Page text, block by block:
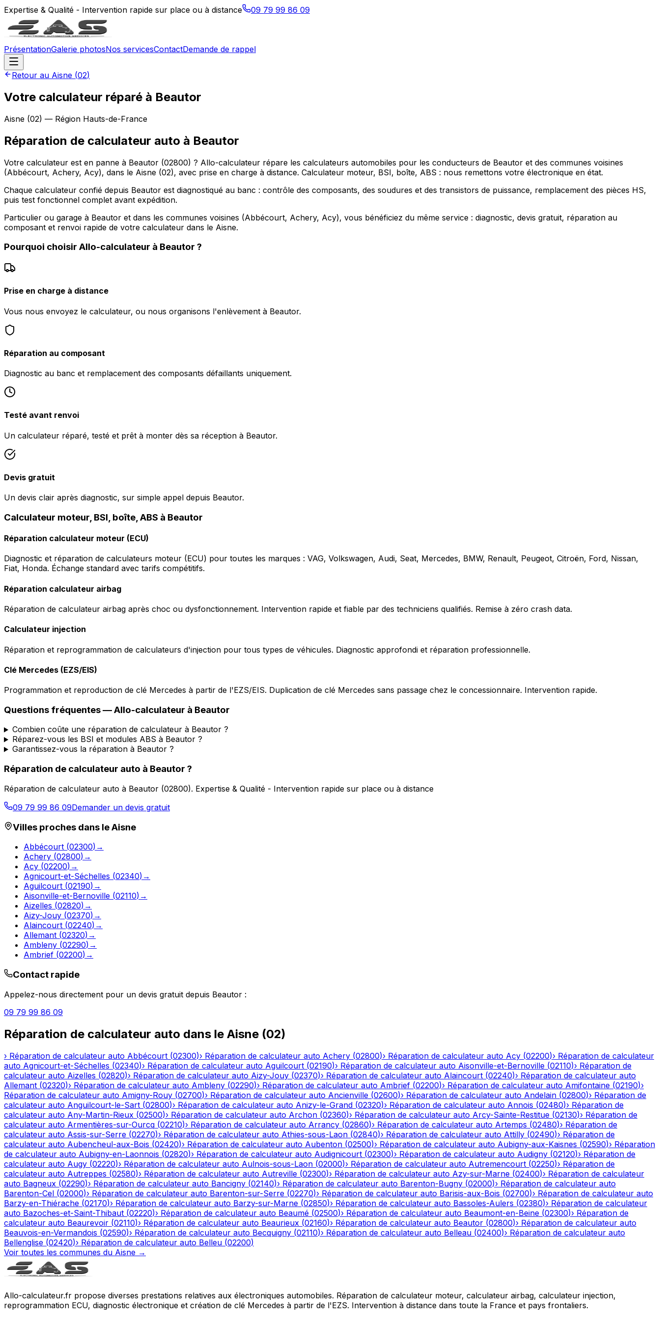
Expertise & Qualité - Intervention rapide sur place ou à distance 09 79 99 86 09
PrésentationGalerie photosNos servicesContactDemande de rappel
Retour au Aisne (02)
Votre calculateur réparé à Beautor
Aisne (02) — Région Hauts-de-France
Réparation de calculateur auto à Beautor
Votre calculateur est en panne à Beautor (02800) ? Allo-calculateur répare les calculateurs automobiles pour les conducteurs de Beautor et des communes voisines
(Abbécourt, Achery, Acy), dans le Aisne (02), avec prise en charge à distance. Calculateur moteur, BSI, boîte, ABS : nous remettons votre électronique en état.
Chaque calculateur confié depuis Beautor est diagnostiqué au banc : contrôle des composants, des soudures et des transistors de puissance, remplacement des pièces HS,
puis test fonctionnel complet avant expédition.
Particulier ou garage à Beautor et dans les communes voisines (Abbécourt, Achery, Acy), vous bénéficiez du même service : diagnostic, devis gratuit, réparation au
composant et renvoi rapide de votre calculateur dans le Aisne.
Pourquoi choisir Allo-calculateur à Beautor ?
Prise en charge à distance
Vous nous envoyez le calculateur, ou nous organisons l'enlèvement à Beautor.
Réparation au composant
Diagnostic au banc et remplacement des composants défaillants uniquement.
Testé avant renvoi
Un calculateur réparé, testé et prêt à monter dès sa réception à Beautor.
Devis gratuit
Un devis clair après diagnostic, sur simple appel depuis Beautor.
Calculateur moteur, BSI, boîte, ABS à Beautor
Réparation calculateur moteur (ECU)
Diagnostic et réparation de calculateurs moteur (ECU) pour toutes les marques : VAG, Volkswagen, Audi, Seat, Mercedes, BMW, Renault, Peugeot, Citroën, Ford, Nissan,
Fiat, Honda. Échange standard avec tarifs compétitifs.
Réparation calculateur airbag
Réparation de calculateur airbag après choc ou dysfonctionnement. Intervention rapide et fiable par des techniciens qualifiés. Remise à zéro crash data.
Calculateur injection
Réparation et reprogrammation de calculateurs d'injection pour tous types de véhicules. Diagnostic approfondi et réparation professionnelle.
Clé Mercedes (EZS/EIS)
Programmation et reproduction de clé Mercedes à partir de l'EZS/EIS. Duplication de clé Mercedes sans passage chez le concessionnaire. Intervention rapide.
Questions fréquentes —Allo-calculateur à Beautor
Combien coûte une réparation de calculateur à Beautor ?
Réparez-vous les BSI et modules ABS à Beautor ?
Garantissez-vous la réparation à Beautor ?
Réparation de calculateur auto à Beautor ?
Réparation de calculateur auto à Beautor (02800). Expertise & Qualité - Intervention rapide sur place ou à distance
09 79 99 86 09Demander un devis gratuit
Villes proches dans leAisne
Abbécourt (02300) →
Achery (02800) →
Acy (02200) →
Agnicourt-et-Séchelles (02340) →
Aguilcourt (02190) →
Aisonville-et-Bernoville (02110) →
Aizelles (02820) →
Aizy-Jouy (02370) →
Alaincourt (02240) →
Allemant (02320) →
Ambleny (02290) →
Ambrief (02200) →
Contact rapide
Appelez-nous directement pour un devis gratuit depuis Beautor :
09 79 99 86 09
Réparation de calculateur auto dans le Aisne (02)
› Réparation de calculateur auto Abbécourt (02300)› Réparation de calculateur auto Achery (02800)› Réparation de calculateur auto Acy (02200)› Réparation de calculateur
auto Agnicourt-et-Séchelles (02340)› Réparation de calculateur auto Aguilcourt (02190)› Réparation de calculateur auto Aisonville-et-Bernoville (02110)› Réparation de
calculateur auto Aizelles (02820)› Réparation de calculateur auto Aizy-Jouy (02370)› Réparation de calculateur auto Alaincourt (02240)› Réparation de calculateur auto
Allemant (02320)› Réparation de calculateur auto Ambleny (02290)› Réparation de calculateur auto Ambrief (02200)› Réparation de calculateur auto Amifontaine (02190)›
Réparation de calculateur auto Amigny-Rouy (02700)› Réparation de calculateur auto Ancienville (02600)› Réparation de calculateur auto Andelain (02800)› Réparation de
calculateur auto Anguilcourt-le-Sart (02800)› Réparation de calculateur auto Anizy-le-Grand (02320)› Réparation de calculateur auto Annois (02480)› Réparation de
calculateur auto Any-Martin-Rieux (02500)› Réparation de calculateur auto Archon (02360)› Réparation de calculateur auto Arcy-Sainte-Restitue (02130)› Réparation de
calculateur auto Armentières-sur-Ourcq (02210)› Réparation de calculateur auto Arrancy (02860)› Réparation de calculateur auto Artemps (02480)› Réparation de
calculateur auto Assis-sur-Serre (02270)› Réparation de calculateur auto Athies-sous-Laon (02840)› Réparation de calculateur auto Attilly (02490)› Réparation de
calculateur auto Aubencheul-aux-Bois (02420)› Réparation de calculateur auto Aubenton (02500)› Réparation de calculateur auto Aubigny-aux-Kaisnes (02590)› Réparation
de calculateur auto Aubigny-en-Laonnois (02820)› Réparation de calculateur auto Audignicourt (02300)› Réparation de calculateur auto Audigny (02120)› Réparation de
calculateur auto Augy (02220)› Réparation de calculateur auto Aulnois-sous-Laon (02000)› Réparation de calculateur auto Autremencourt (02250)› Réparation de
calculateur auto Autreppes (02580)› Réparation de calculateur auto Autreville (02300)› Réparation de calculateur auto Azy-sur-Marne (02400)› Réparation de calculateur
auto Bagneux (02290)› Réparation de calculateur auto Bancigny (02140)› Réparation de calculateur auto Barenton-Bugny (02000)› Réparation de calculateur auto
Barenton-Cel (02000)› Réparation de calculateur auto Barenton-sur-Serre (02270)› Réparation de calculateur auto Barisis-aux-Bois (02700)› Réparation de calculateur auto
Barzy-en-Thiérache (02170)› Réparation de calculateur auto Barzy-sur-Marne (02850)› Réparation de calculateur auto Bassoles-Aulers (02380)› Réparation de calculateur
auto Bazoches-et-Saint-Thibaut (02220)› Réparation de calculateur auto Beaumé (02500)› Réparation de calculateur auto Beaumont-en-Beine (02300)› Réparation de
calculateur auto Beaurevoir (02110)› Réparation de calculateur auto Beaurieux (02160)› Réparation de calculateur auto Beautor (02800)› Réparation de calculateur auto
Beauvois-en-Vermandois (02590)› Réparation de calculateur auto Becquigny (02110)› Réparation de calculateur auto Belleau (02400)› Réparation de calculateur auto
Bellenglise (02420)› Réparation de calculateur auto Belleu (02200)
Voir toutes les communes du Aisne →
Allo-calculateur.fr propose diverses prestations relatives aux électroniques automobiles. Réparation de calculateur moteur, calculateur airbag, calculateur injection,
reprogrammation ECU, diagnostic électronique et création de clé Mercedes à partir de l'EZS. Intervention à distance dans toute la France et pays frontaliers.